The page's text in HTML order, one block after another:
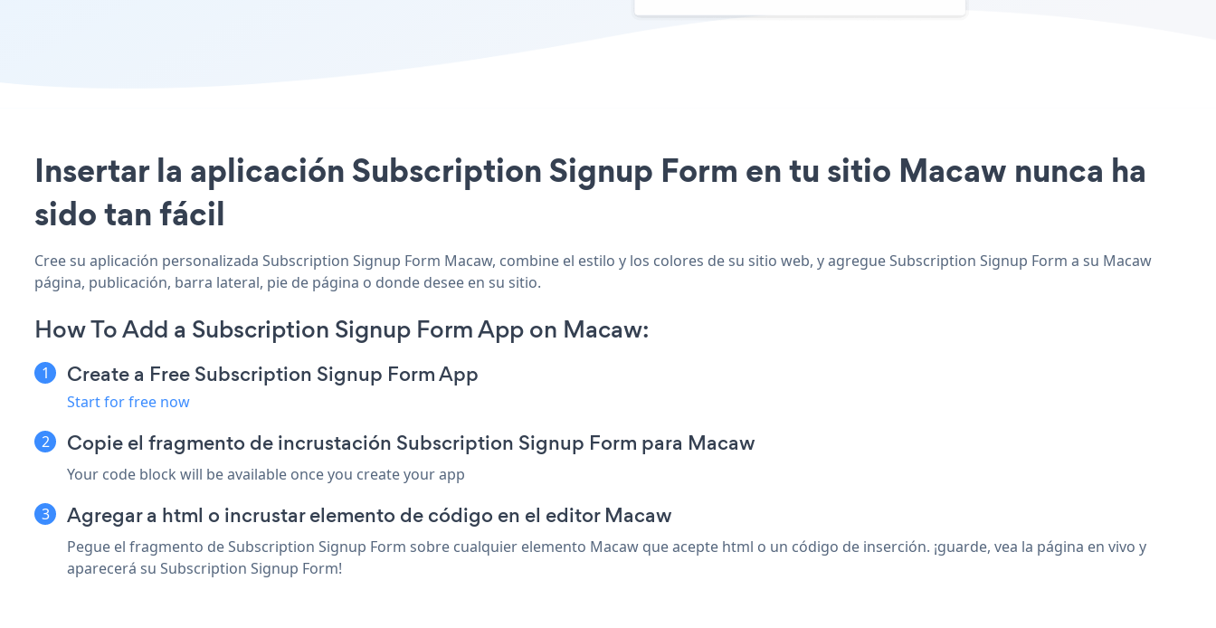
Insertar la aplicación Subscription Signup Form en tu sitio Macaw nunca ha
sido tan fácil
Cree su aplicación personalizada Subscription Signup Form Macaw, combine el estilo y los colores de su sitio web, y agregue Subscription Signup Form a su Macaw
página, publicación, barra lateral, pie de página o donde desee en su sitio.
How To Add a Subscription Signup Form App on Macaw:
Create a Free Subscription Signup Form App
Start for free now
Copie el fragmento de incrustación Subscription Signup Form para Macaw
Your code block will be available once you create your app
Agregar a html o incrustar elemento de código en el editor Macaw
Pegue el fragmento de Subscription Signup Form sobre cualquier elemento Macaw que acepte html o un código de inserción. ¡guarde, vea la página en vivo y
aparecerá su Subscription Signup Form!